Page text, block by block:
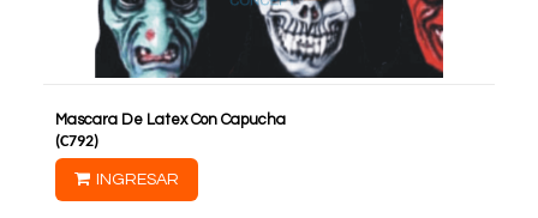
Mascara De Latex Con Capucha
(C792)
INGRESAR